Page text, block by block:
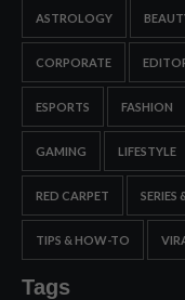
ASTROLOGY
CORPORATE
ESPORTS FASHION
GAMING LIFESTYLE
RED CARPET SERIES
TIPS & HOW-TO
Tags